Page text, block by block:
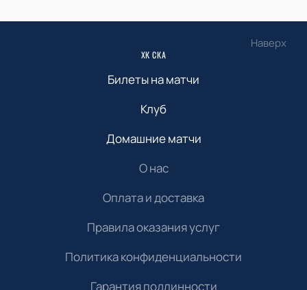
Наверх
ХК СКА
Билеты на матчи
Клуб
Домашние матчи
О нас
Оплата и доставка
Правила оказания услуг
Политика конфиденциальности
Гарантия подлинности